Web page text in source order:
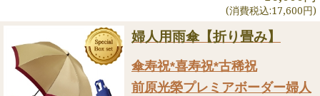
(消費税込:17,600円)
婦人用雨傘【折り畳み】
傘寿祝*喜寿祝*古稀祝
前原光榮プレミアボーダー婦人